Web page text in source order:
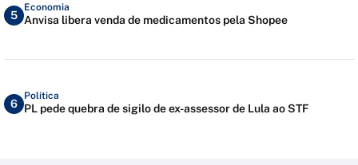
5
Economia
Anvisa libera venda de medicamentos pela Shopee
6
Política
PL pede quebra de sigilo de ex-assessor de Lula ao STF